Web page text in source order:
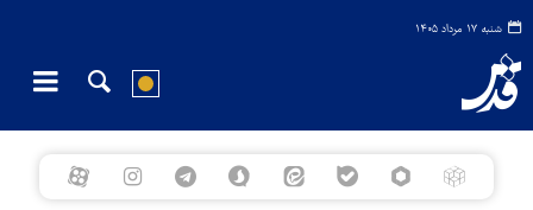
شنبه ۱۷ مرداد ۱۴۰۵